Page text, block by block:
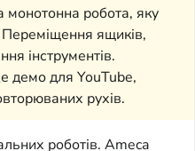
монотонна робота, яку
ящиків,
інструментів.
для YouTube,
рухів.
роботів. Ameca